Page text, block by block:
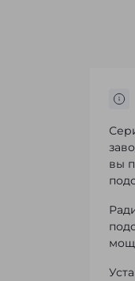
вы